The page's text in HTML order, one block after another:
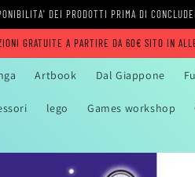
DEI PRODOTTI PRIMA DI
GRATUITE A PARTIRE DA 60€ SITO IN
Artbook Dal Giappone
lego Games workshop